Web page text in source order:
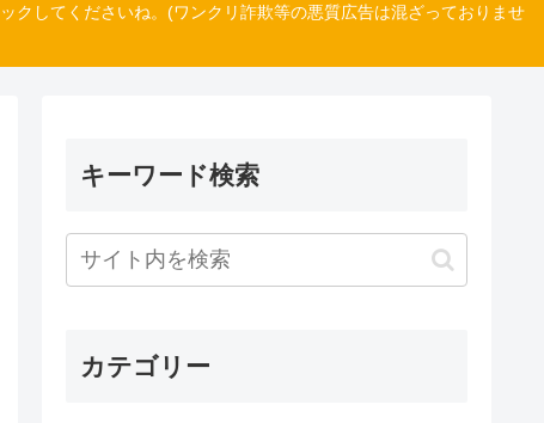
クしてくださいね。(ワンクリ詐欺等の悪質広告は混ざっておりませ
キーワード検索
カテゴリー